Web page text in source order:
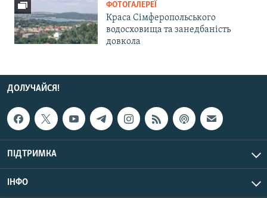
ФОТОГАЛЕРЕЇ
Краса Сімферопольського
водосховища та занедбаність
довкола
ДОЛУЧАЙСЯ!
ПІДТРИМКА
ІНФО